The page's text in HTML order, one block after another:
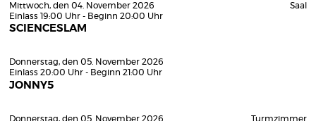
Mittwoch, den 04. November 2026
Einlass 19:00 Uhr - Beginn 20:00 Uhr
SCIENCESLAM
Saal
Donnerstag, den 05. November 2026
Einlass 20:00 Uhr - Beginn 21:00 Uhr
JONNY5
Donnerstag, den 05. November 2026
Turmzimmer